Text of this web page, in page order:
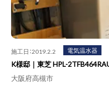
施工日：2019.2.2 電気温水器
K様邸｜東芝 HPL-
大阪府高槻市